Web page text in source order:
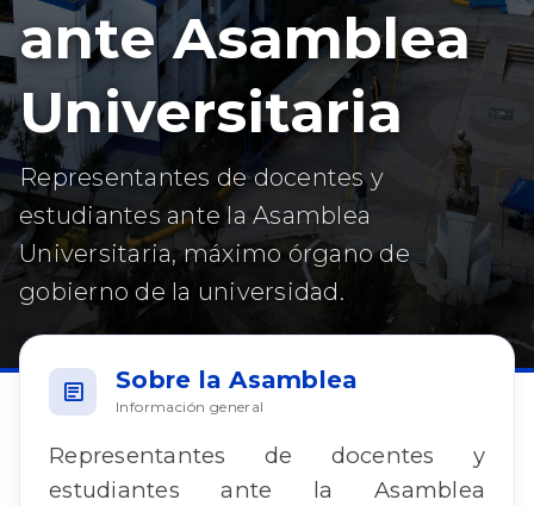
ante Asamblea
Universitaria
Representantes de docentes y
estudiantes ante la Asamblea
Universitaria, máximo órgano de
gobierno de la universidad.
Sobre la Asamblea
Información general
Representantes de docentes y
estudiantes ante la Asamblea